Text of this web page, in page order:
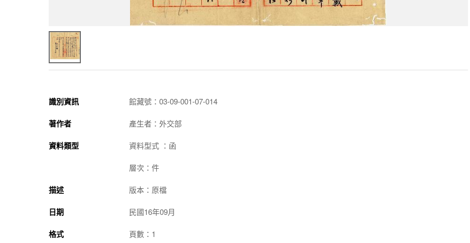
識別資訊 館藏號：03-09-001-07-014
著作者 產生者：外交部
資料類型 資料型式 ：函
層次：件
描述 版本：原檔
日期 民國16年09月
格式 頁數：1